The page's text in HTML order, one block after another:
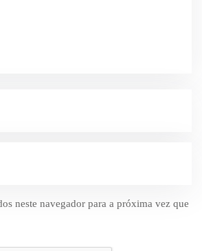
neste navegador para a próxima vez que